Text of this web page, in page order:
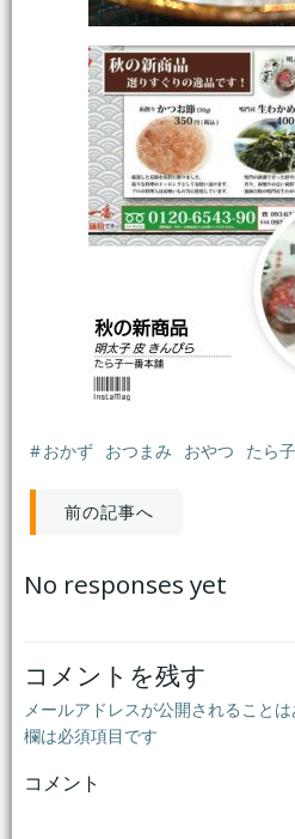
#おかず おつまみ おやつ たら
投
稿
ビ
ゲ
ー
前の記事へ
No responses yet
コメントを残す
メールアドレスが公開されることは
欄は必須項目です
コメント